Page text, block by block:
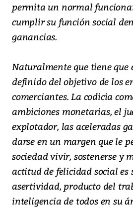
permita un normal
cumplir su función social
ganancias.
Naturalmente que tiene que
definido del objetivo de los
comerciantes. La codicia
ambiciones monetarias, el
explotador, las aceleradas
darse en un margen que le
sociedad vivir, sostenerse y
actitud de felicidad social es
asertividad, producto del
inteligencia de todos en su